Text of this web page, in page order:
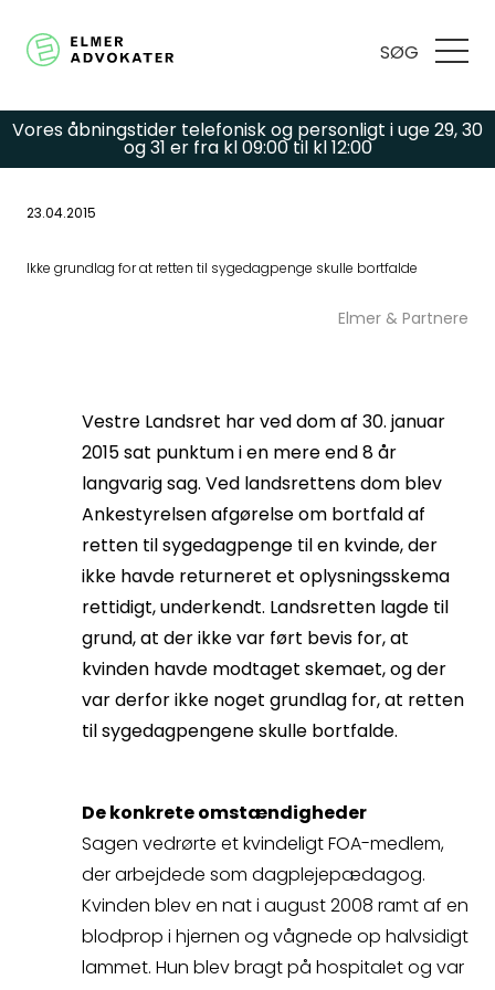
SØG
Vores åbningstider telefonisk og personligt i uge 29, 30
og 31 er fra kl 09:00 til kl 12:00
Spørgsmål
Har du spørgsmål
eller brug for hjælp?
kontaktformularen,
så kontakter vi dig
hurtigst muligt.
23.04.2015
Ikke grundlag for at retten til sygedagpenge skulle bortfalde
Elmer & Partnere
Vestre Landsret har ved dom af 30. januar
2015 sat punktum i en mere end 8 år
langvarig sag. Ved landsrettens dom blev
Ankestyrelsen afgørelse om bortfald af
retten til sygedagpenge til en kvinde, der
ikke havde returneret et oplysningsskema
rettidigt, underkendt. Landsretten lagde til
grund, at der ikke var ført bevis for, at
kvinden havde modtaget skemaet, og der
var derfor ikke noget grundlag for, at retten
til sygedagpengene skulle bortfalde.
De konkrete omstændigheder
Sagen vedrørte et kvindeligt FOA-medlem,
der arbejdede som dagplejepædagog.
Kvinden blev en nat i august 2008 ramt af en
blodprop i hjernen og vågnede op halvsidigt
lammet. Hun blev bragt på hospitalet og var